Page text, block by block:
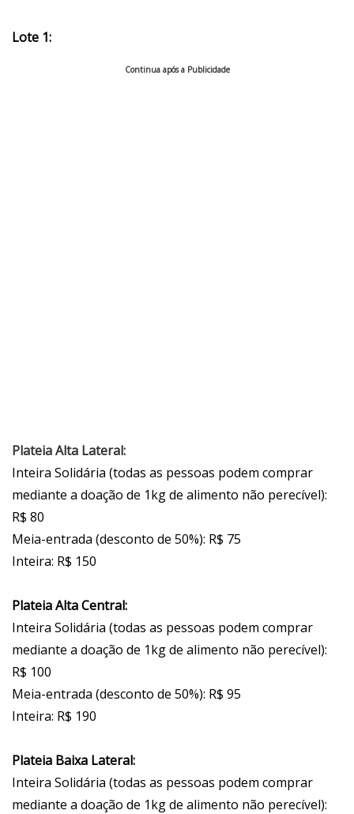
Lote 1:
Continua após a Publicidade
Plateia Alta Lateral:
Inteira Solidária (todas as pessoas podem comprar
mediante a doação de 1kg de alimento não perecível):
R$ 80
Meia-entrada (desconto de 50%): R$ 75
Inteira: R$ 150
Plateia Alta Central:
Inteira Solidária (todas as pessoas podem comprar
mediante a doação de 1kg de alimento não perecível):
R$ 100
Meia-entrada (desconto de 50%): R$ 95
Inteira: R$ 190
Plateia Baixa Lateral:
Inteira Solidária (todas as pessoas podem comprar
mediante a doação de 1kg de alimento não perecível):